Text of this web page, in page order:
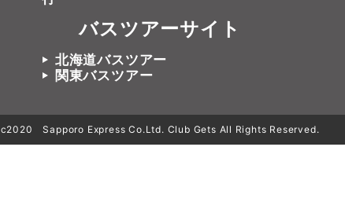
バスツアーサイト
北海道バスツアー
関東バスツアー
c2020 Sapporo Express Co.Ltd. Club Gets All Rights Reserved.